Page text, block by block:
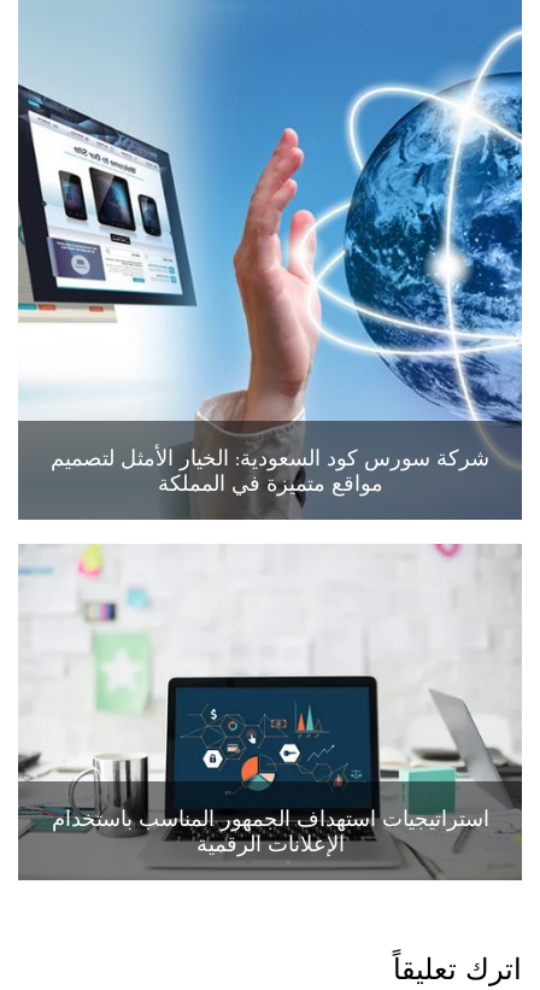
شركة سورس كود السعودية: الخيار الأمثل لتصميم
مواقع متميزة في المملكة
استراتيجيات استهداف الجمهور المناسب باستخدام
الإعلانات الرقمية
اترك تعليقاً